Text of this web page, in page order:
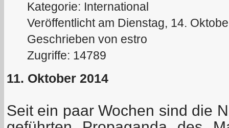
Kategorie: International
Veröffentlicht am Dienstag, 14.
Geschrieben von estro
Zugriffe: 14789
11. Oktober 2014
Seit ein paar Wochen sind die